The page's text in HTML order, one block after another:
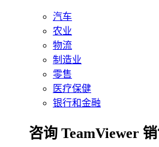
汽车
农业
物流
制造业
零售
医疗保健
银行和金融
咨询 TeamViewer